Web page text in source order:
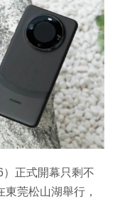
正式開幕只剩不
莞松山湖舉行，